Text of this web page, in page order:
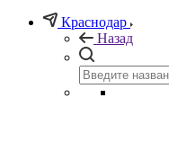
Краснодар
Назад